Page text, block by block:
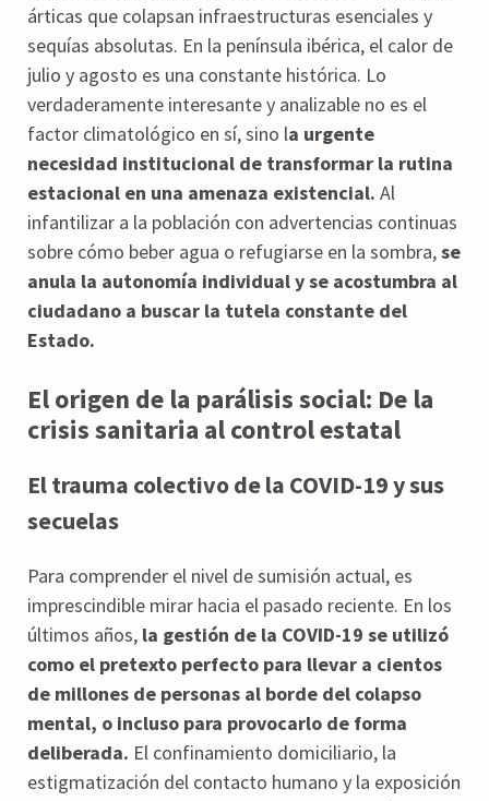
árticas que colapsan infraestructuras esenciales y
sequías absolutas. En la península ibérica, el calor de
julio y agosto es una constante histórica. Lo
verdaderamente interesante y analizable no es el
factor climatológico en sí, sino la urgente
necesidad institucional de transformar la rutina
estacional en una amenaza existencial. Al
infantilizar a la población con advertencias continuas
sobre cómo beber agua o refugiarse en la sombra,se
anula la autonomía individual y se acostumbra al
ciudadano a buscar la tutela constante del
Estado.
El origen de la parálisis social: De la
crisis sanitaria al control estatal
El trauma colectivo de la COVID-19 y sus
secuelas
Para comprender el nivel de sumisión actual, es
imprescindible mirar hacia el pasado reciente. En los
últimos años, la gestión de la COVID-19 se utilizó
como el pretexto perfecto para llevar a cientos
de millones de personas al borde del colapso
mental, o incluso para provocarlo de forma
deliberada. El confinamiento domiciliario, la
estigmatización del contacto humano y la exposición